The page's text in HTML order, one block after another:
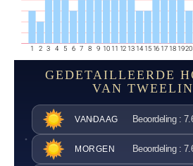
1 2 3 4 5 6 7 8 9 10 11 12 13 14 15 16 17 18 1920
GEDETAILLEERDE
VAN
VANDAAG Beoordeling :
MORGEN Beoordeling :